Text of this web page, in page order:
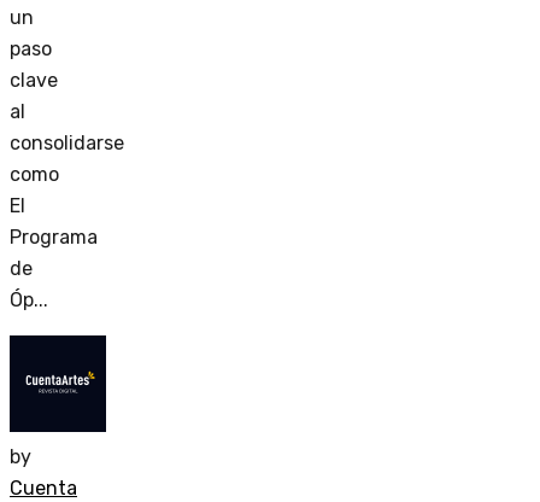
un
paso
clave
al
consolidarse
como
El
Programa
de
Óp...
by
Cuenta